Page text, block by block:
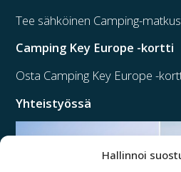
Hallinnoi
Tee sähköinen Camping-
Camping Key Europe -kortti
Osta Camping Key Europe -
Yhteistyössä